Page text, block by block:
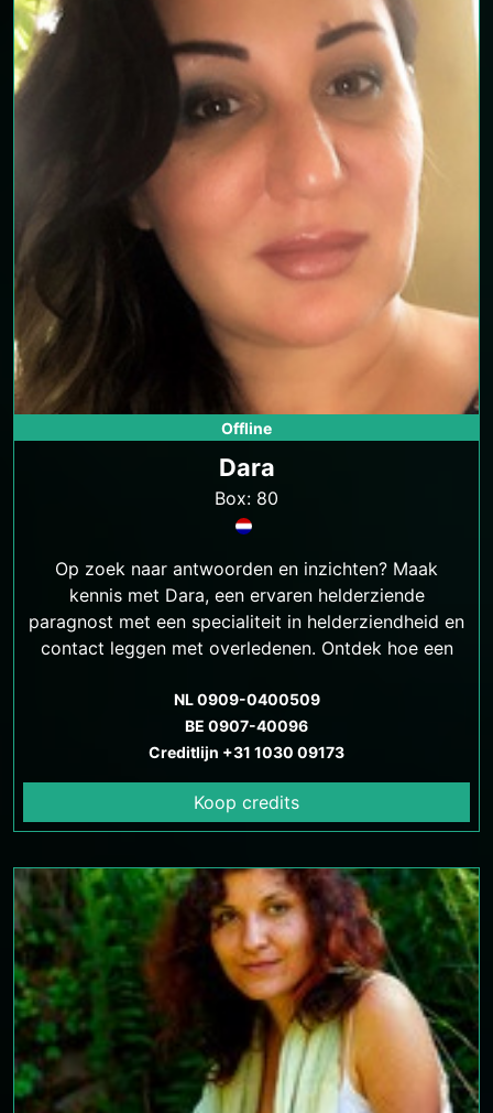
Offline
Dara
Box: 80
Op zoek naar antwoorden en inzichten? Maak
kennis met Dara, een ervaren helderziende
paragnost met een specialiteit in helderziendheid en
contact leggen met overledenen. Ontdek hoe een
antwoorden, rust en heling. Betaalbare tarieven en
veilige communicatiemethoden beschikbaar
NL 0909-0400509
BE 0907-40096
Creditlijn +31 1030 09173
Koop credits